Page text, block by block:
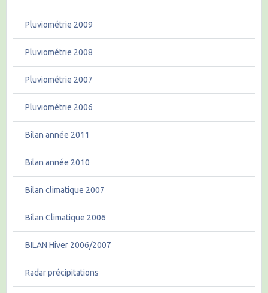
Pluviométrie 2009
Pluviométrie 2008
Pluviométrie 2007
Pluviométrie 2006
Bilan année 2011
Bilan année 2010
Bilan climatique 2007
Bilan Climatique 2006
BILAN Hiver 2006/2007
Radar précipitations